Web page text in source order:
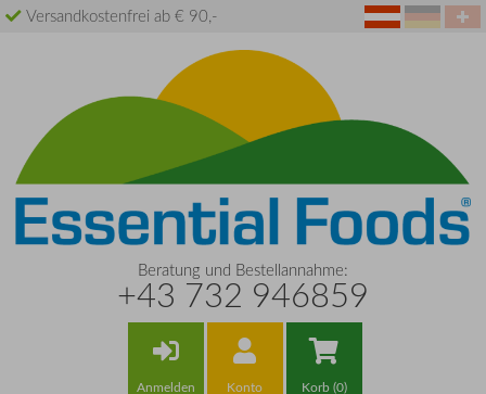
Versandkostenfrei ab € 90,-
Beratung und Bestellannahme:
+43 732 946859
Anmelden Konto Korb (0)